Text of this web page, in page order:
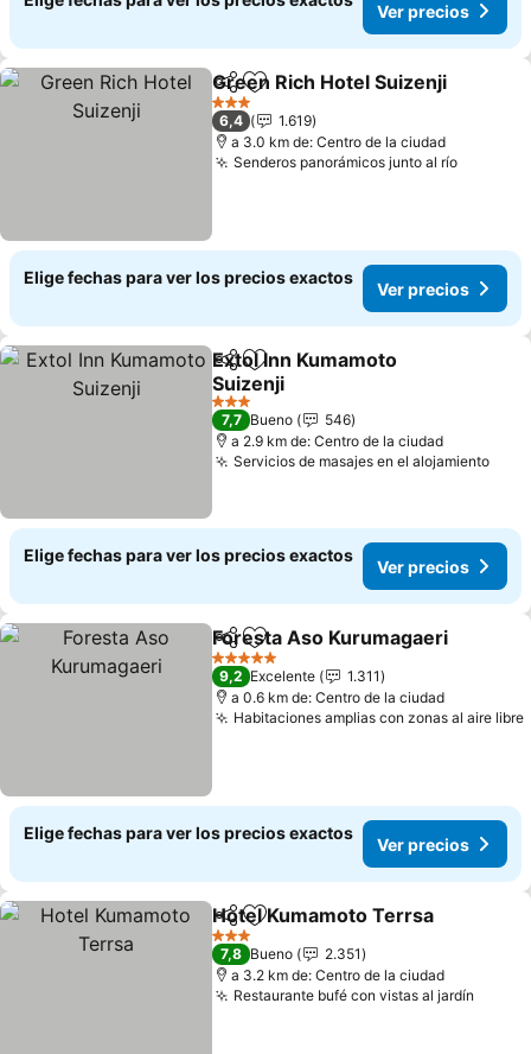
Ver precios
CompartirAgregar a favoritos
Green Rich Hotel Suizenji
3 Estrellas
6,4
1.619
a 3.0 km de: Centro de la ciudad
Senderos panorámicos junto al río
Elige fechas para ver los precios exactos
Ver precios
CompartirAgregar a favoritos
Extol Inn Kumamoto
Suizenji
3 Estrellas
7,7 Bueno
546
a 2.9 km de: Centro de la ciudad
Servicios de masajes en el alojamiento
Elige fechas para ver los precios exactos
Ver precios
CompartirAgregar a favoritos
Foresta Aso Kurumagaeri
5 Estrellas
9,2 Excelente
1.311
a 0.6 km de: Centro de la ciudad
Habitaciones amplias con zonas al aire libre
Elige fechas para ver los precios exactos
Ver precios
CompartirAgregar a favoritos
Hotel Kumamoto Terrsa
3 Estrellas
7,8 Bueno
2.351
a 3.2 km de: Centro de la ciudad
Restaurante bufé con vistas al jardín